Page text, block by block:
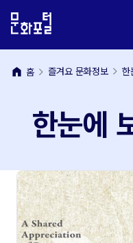
문
내
용
메
뉴
바
home 홈 즐겨요 문화정보 한
한눈에